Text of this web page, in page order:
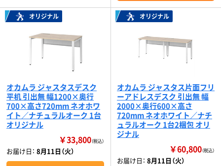
オリジナル
オカムラ ジャスタスデスク
平机 引出無 幅1200×奥行
700×高さ720mm ネオホワ
イト／ナチュラルオーク 1台
オリジナル
￥33,800（税込）
お届け日： 8月11日（火）
オリジナル
オカムラ ジャスタス片面フリ
ーアドレスデスク 引出無 幅
2000×奥行600×高さ
720mm ネオホワイト／ナチ
ュラルオーク 1台2梱包 オリ
ジナル
￥60,800（税込）
お届け日： 8月11日（火）